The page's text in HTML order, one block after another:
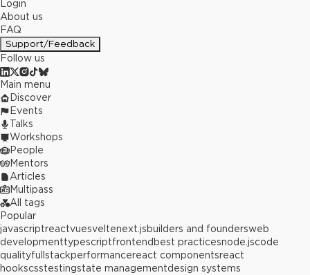
Login
About us
FAQ
Support/Feedback
Follow us
Main menu
Discover
Events
Talks
Workshops
People
Mentors
Articles
Multipass
All tags
Popular
javascriptreactvuesveltenext.jsbuilders and foundersweb
developmenttypescriptfrontend best practicesnode.jscode
qualityfullstackperformancereact componentsreact
hookscsstestingstate managementdesign systems